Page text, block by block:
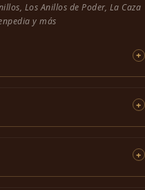
Los Anillos de Poder, La Caza
y más